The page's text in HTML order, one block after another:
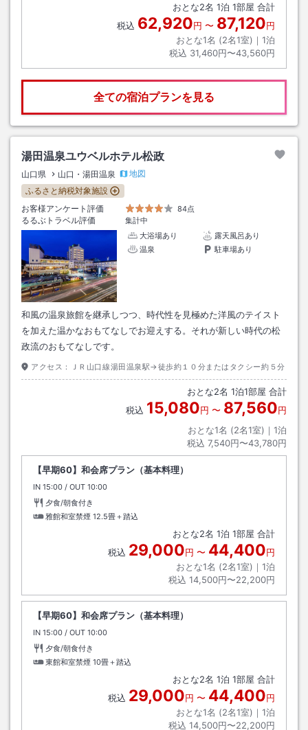
おとな2名 1泊 1部屋 合計
税込 62,920円 〜 87,120円
おとな1名 (2名1室)｜ 1泊
税込 31,460円〜43,560円
全ての宿泊プランを見る
湯田温泉ユウベルホテル松政
山口県 山口・湯田温泉
地図
ふるさと納税対象施設
お客様アンケート評価
84点
るるぶトラベル評価
集計中
大浴場あり
露天風呂あり
温泉
駐車場あり
和風の温泉旅館を継承しつつ、時代性を見極めた洋風のテイスト
を加えた温かなおもてなしでお迎えする。それが新しい時代の松
政流のおもてなしです。
アクセス： ＪＲ山口線湯田温泉駅→徒歩約１０分またはタクシー約５分
おとな2名 1泊1部屋 合計
税込 15,080円 〜 87,560円
おとな1名 (2名1室)｜ 1泊
税込 7,540円〜43,780円
【早期60】和会席プラン（基本料理）
IN チェックイン
15:00 / OUT チェックアウト
10:00
夕食/朝食付き
雅館和室禁煙 12.5畳＋踏込
おとな2名 1泊 1部屋 合計
税込 29,000円 〜 44,400円
おとな1名 (2名1室)｜ 1泊
税込 14,500円〜22,200円
【早期60】和会席プラン（基本料理）
IN チェックイン
15:00 / OUT チェックアウト
10:00
夕食/朝食付き
東館和室禁煙 10畳＋踏込
おとな2名 1泊 1部屋 合計
税込 29,000円 〜 44,400円
おとな1名 (2名1室)｜ 1泊
税込 14,500円〜22,200円